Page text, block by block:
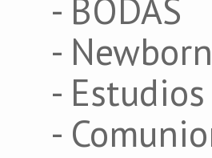
- BODAS
- Newborn
- Estudios
-